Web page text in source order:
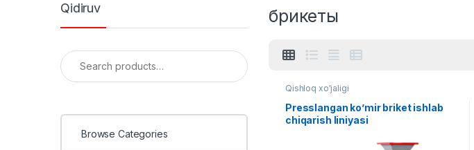
брикеты
Qishloq xo'jaligi
Presslangan ko’mir briket ishlab
chiqarish liniyasi
Qidiruv
Search for:
Browse Categories